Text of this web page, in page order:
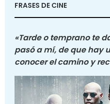
FRASES DE CINE
«Tarde o temprano te
pasó a mí, de que hay
conocer el camino y